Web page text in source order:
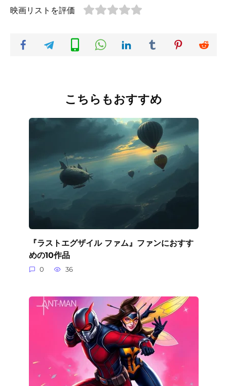
映画リストを評価
こちらもおすすめ
『ラストエグザイル ファム』ファンにおすす
めの10作品
0 36